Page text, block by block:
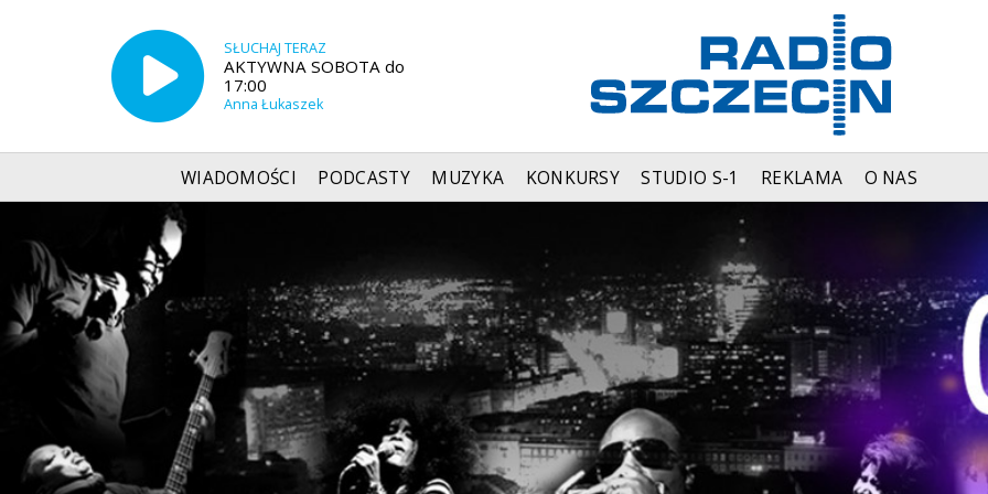
SŁUCHAJ TERAZ
AKTYWNA SOBOTA do
17:00
Anna Łukaszek
WIADOMOŚCI PODCASTY MUZYKA KONKURSY STUDIO S-1 REKLAMA O NAS